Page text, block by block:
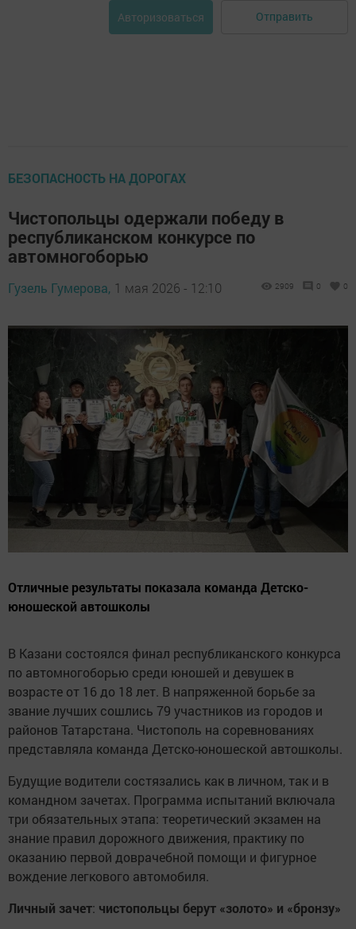
Авторизоваться Отправить
БЕЗОПАСНОСТЬ НА ДОРОГАХ
Чистопольцы одержали победу в
республиканском конкурсе по
автомногоборью
Гузель Гумерова, 1 мая 2026 - 12:10 2909 0 0
Отличные результаты показала команда Детско-
юношеской автошколы
В Казани состоялся финал республиканского конкурса
по автомногоборью среди юношей и девушек в
возрасте от 16 до 18 лет. В напряженной борьбе за
звание лучших сошлись 79 участников из городов и
районов Татарстана. Чистополь на соревнованиях
представляла команда Детско-юношеской автошколы.
Будущие водители состязались как в личном, так и в
командном зачетах. Программа испытаний включала
три обязательных этапа: теоретический экзамен на
знание правил дорожного движения, практику по
оказанию первой доврачебной помощи и фигурное
вождение легкового автомобиля.
Личный зачет: чистопольцы берут «золото» и «бронзу»